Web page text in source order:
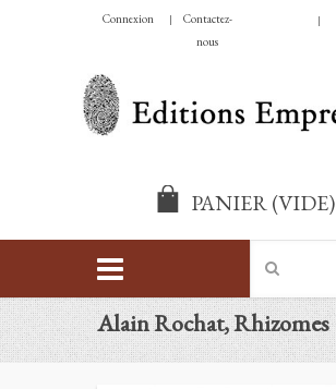
Connexion
Contactez-
nous
PANIER(VIDE)
Alain Rochat, Rhizomes